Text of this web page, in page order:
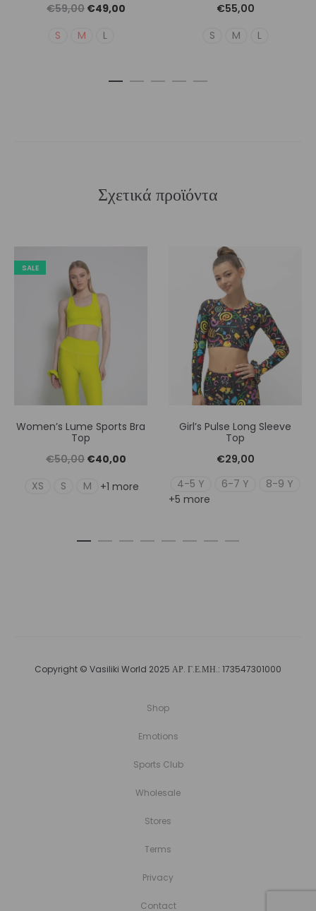
€59,00 Original
price
€49,00
S M L
€55,00
S
M L
Σχετικά προϊόντα
SALE
Women’s Lume Sports Bra
Top
€50,00 Original
price
€40,00
€40,00.
XS S M +1 more
Girl’s Pulse Long Sleeve
Top
€29,00
4-5 Y
6-7 Y
8-9 Y
+5 more
Copyright © Vasiliki World 2025 ΑΡ. Γ.Ε.ΜΗ.: 173547301000
Shop
Emotions
Sports Club
Wholesale
Stores
Terms
Privacy
Contact